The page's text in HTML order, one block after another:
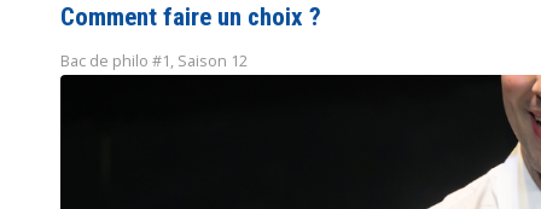
Comment faire un choix ?
Bac de philo #1, Saison 12